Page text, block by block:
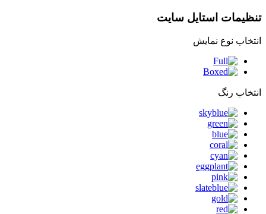
تنظیمات استایل سایت
انتخاب نوع نمایش
انتخاب رنگ